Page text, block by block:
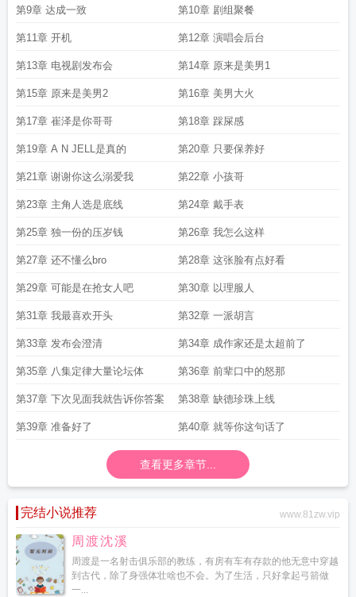
第9章 达成一致 第10章 剧组聚餐
第11章 开机 第12章 演唱会后台
第13章 电视剧发布会 第14章 原来是美男1
第15章 原来是美男2 第16章 美男大火
第17章 崔泽是你哥哥 第18章 踩屎感
第19章 A N JELL是真的 第20章 只要保养好
第21章 谢谢你这么溺爱我 第22章 小孩哥
第23章 主角人选是底线 第24章 戴手表
第25章 独一份的压岁钱 第26章 我怎么这样
第27章 还不懂么bro 第28章 这张脸有点好看
第29章 可能是在抢女人吧 第30章 以理服人
第31章 我最喜欢开头 第32章 一派胡言
第33章 发布会澄清 第34章 成作家还是太超前了
第35章 八集定律大量论坛体 第36章 前辈口中的怒那
第37章 下次见面我就告诉你答案 第38章 缺德珍珠上线
第39章 准备好了 第40章 就等你这句话了
查看更多章节...
完结小说推荐 www.81zw.vip
周渡沈溪
周渡是一名射击俱乐部的教练，有房有车有存款的他无意中穿越
到古代，除了身强体壮啥也不会。为了生活，只好拿起弓箭做
一...